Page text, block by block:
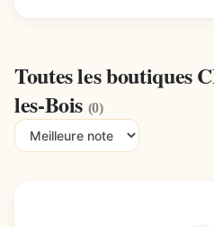
Toutes les boutiques
les-Bois (0)